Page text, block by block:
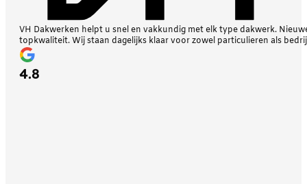
VH Dakwerken helpt u snel en vakkundig met elk type dakwerk.
topkwaliteit. Wij staan dagelijks klaar voor zowel particulieren als
4.8